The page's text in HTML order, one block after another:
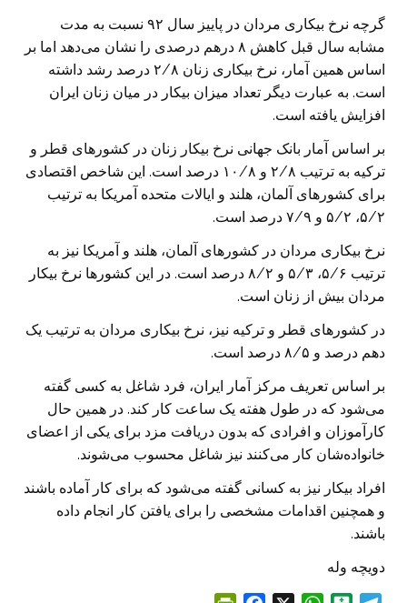
گرچه نرخ بیکاری مردان در پاییز سال ۹۲ نسبت به مدت
مشابه سال قبل کاهش ۸ درهم درصدی را نشان می‌دهد اما بر
اساس همین آمار، نرخ بیکاری زنان ۲/۸ درصد رشد داشته
است. به عبارت دیگر تعداد میزان بیکار در میان زنان ایران
افزایش یافته است.
بر اساس آمار بانک جهانی نرخ بیکار زنان در کشورهای قطر و
ترکیه به ترتیب ۲/۸ و ۱۰/۸ درصد است. این شاخص اقتصادی
برای کشورهای آلمان، هلند و ایالات متحده آمریکا به ترتیب
۵/۲، ۵/۲ و ۷/۹ درصد است.
نرخ بیکاری مردان در کشورهای آلمان، هلند و آمریکا نیز به
ترتیب ۵/۶، ۵/۳ و ۸/۲ درصد است. در این کشورها نرخ بیکار
مردان بیش از زنان است.
در کشورهای قطر و ترکیه نیز، نرخ بیکاری مردان به ترتیب یک
دهم درصد و ۸/۵ درصد است.
بر اساس تعریف مرکز آمار ایران، فرد شاغل به کسی گفته
می‌شود که در طول هفته یک ساعت کار کند. در همین حال
کارآموزان و افرادی که بدون دریافت مزد برای یکی از اعضای
خانواده‌شان کار می‌کنند نیز شاغل محسوب می‌شوند.
افراد بیکار نیز به کسانی گفته می‌شود که برای کار آماده باشند
و همچنین اقدامات مشخصی را برای یافتن کار انجام داده
باشند.
دویچه وله